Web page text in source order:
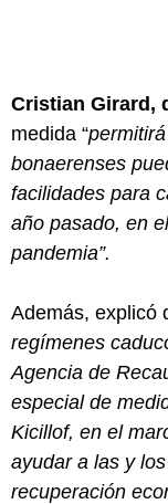
Cristian Girard,
medida “
bonaerenses
facilidades para
año pasado, en
pandemia”.
Además, explicó
regímenes
Agencia de
especial de
Kicillof, en el
ayudar a las y
recuperación